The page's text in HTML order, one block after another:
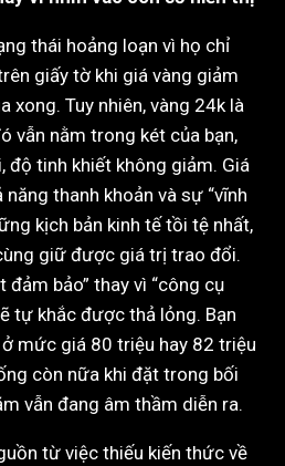
thái hoảng loạn vì họ chỉ
giấy tờ khi giá vàng giảm
xong. Tuy nhiên, vàng 24k là
vẫn nằm trong két của bạn,
tinh khiết không giảm. Giá
thanh khoản và sự “vĩnh
kịch bản kinh tế tồi tệ nhất,
giữ được giá trị trao đổi.
đảm bảo” thay vì “công cụ
tự khắc được thả lỏng. Bạn
mức giá 80 triệu hay 82 triệu
còn nữa khi đặt trong bối
vẫn đang âm thầm diễn ra.
từ việc thiếu kiến thức về